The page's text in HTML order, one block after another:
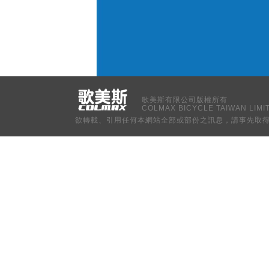
歌美斯有限公司版權所有
COLMAX BICYCLE TAIWAN
欲轉載、引用任何本網站全部或部份之訊息，請事先取